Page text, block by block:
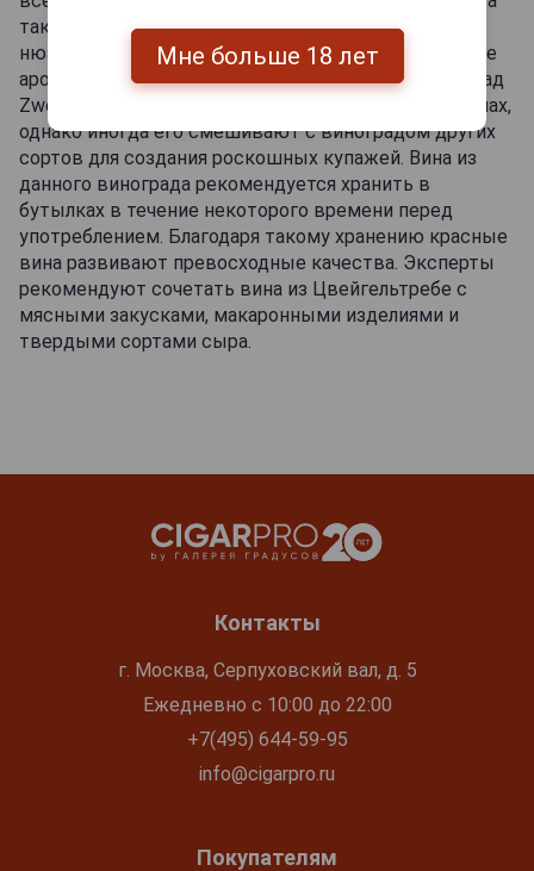
также пряные нотки в сочетании с ягодными
нюансами. В букете часто присутствуют ванильные
ароматы, в послевкусии — вишневые тона. Виноград
Zweigeltrebe в основном «солирует» в красных винах,
однако иногда его смешивают с виноградом других
сортов для создания роскошных купажей. Вина из
данного винограда рекомендуется хранить в
бутылках в течение некоторого времени перед
употреблением. Благодаря такому хранению красные
вина развивают превосходные качества. Эксперты
рекомендуют сочетать вина из Цвейгельтребе с
мясными закусками, макаронными изделиями и
твердыми сортами сыра.
Контакты
г. Москва, Серпуховский вал, д. 5
Ежедневно с 10:00 до 22:00
+7(495) 644-59-95
info@cigarpro.ru
Покупателям
Мне больше 18 лет